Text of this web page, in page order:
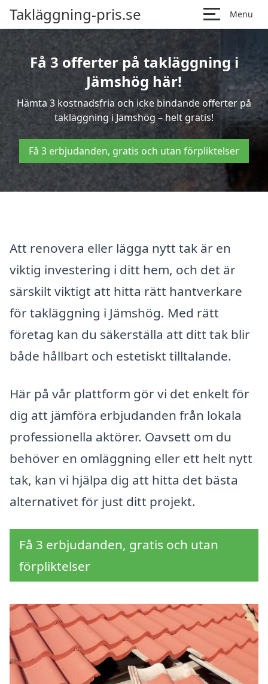
Takläggning-pris.se Menu
Få 3 offerter på takläggning i
Jämshög här!
Hämta 3 kostnadsfria och icke bindande offerter på
takläggning i Jämshög – helt gratis!
Få 3 erbjudanden, gratis och utan förpliktelser
Att renovera eller lägga nytt tak är en
viktig investering i ditt hem, och det är
särskilt viktigt att hitta rätt hantverkare
för takläggning i Jämshög. Med rätt
företag kan du säkerställa att ditt tak blir
både hållbart och estetiskt tilltalande.
Här på vår plattform gör vi det enkelt för
dig att jämföra erbjudanden från lokala
professionella aktörer. Oavsett om du
behöver en omläggning eller ett helt nytt
tak, kan vi hjälpa dig att hitta det bästa
alternativet för just ditt projekt.
Få 3 erbjudanden, gratis och utan
förpliktelser